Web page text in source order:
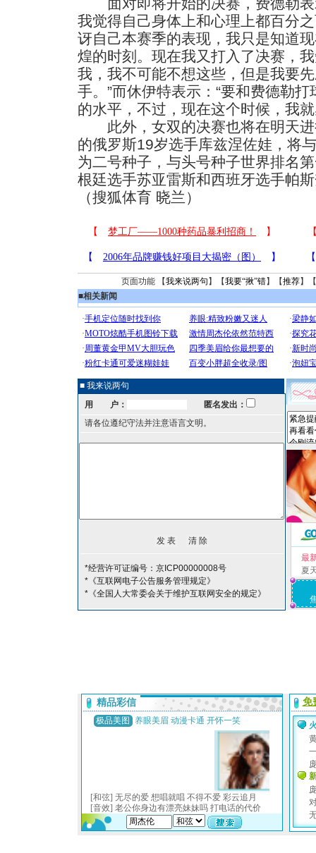
我觉得自己身体上和心理上都百分
讶自己本赛季的表现，我只是知道
煌的时刻。现在我又打入了决赛，
我，我不可能不想这些，但是我要
手。”而休伊特表示：“要和费德勒
的水平，不过，现在这个时候，我
此外，女双的决赛也将在明天进
的俄罗斯19岁选手库兹涅佐娃，将
为二号种子，与头号种子世界排名
根廷选手苏亚雷斯和西班牙选手帕
（搜狐体育 晓兰）
页面功能 【我来说两句 】【我要“揪”错】【推荐】
■相关新闻
■ 我来说两句
用 户：
匿名发出：
请各位遵纪守法并注意语言文明。
*经营许可证编号：京ICP00000008号
*《互联网电子公告服务管理规定》
*《全国人大常委会关于维护互联网安全的规定》
最
夏